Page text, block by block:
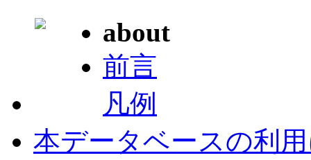
about
前言
凡例
本データベースの利